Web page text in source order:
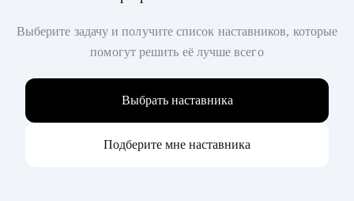
Выберите задачу и получите список наставников, которые
помогут решить её лучше всего
Выбрать наставника
Подберите мне наставника